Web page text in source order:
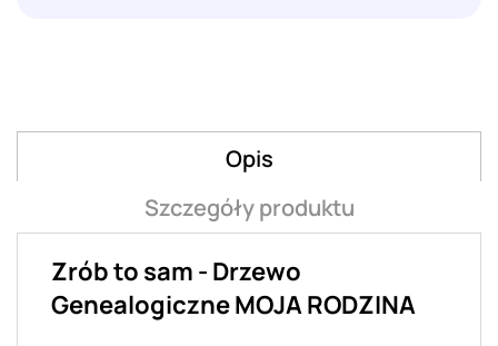
Opis
Szczegóły produktu
Zrób to sam - Drzewo
Genealogiczne MOJA RODZINA